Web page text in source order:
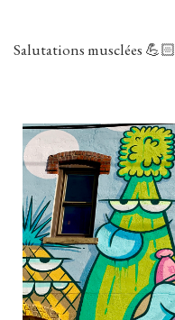
Salutations musclées 💪🏻